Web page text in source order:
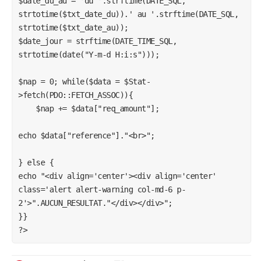
strtotime($txt_date_du)).' au '.strftime(DATE_SQL,
strtotime($txt_date_au));
$date_jour = strftime(DATE_TIME_SQL,
strtotime(date("Y-m-d H:i:s")));
$nap = 0; while($data = $Stat-
>fetch(PDO::FETCH_ASSOC)){
echo $data["reference"]."<br>";
} else {
echo "<div align='center'><div align='center'
class='alert alert-warning col-md-6 p-
2'>".AUCUN_RESULTAT."</div></div>";
}}